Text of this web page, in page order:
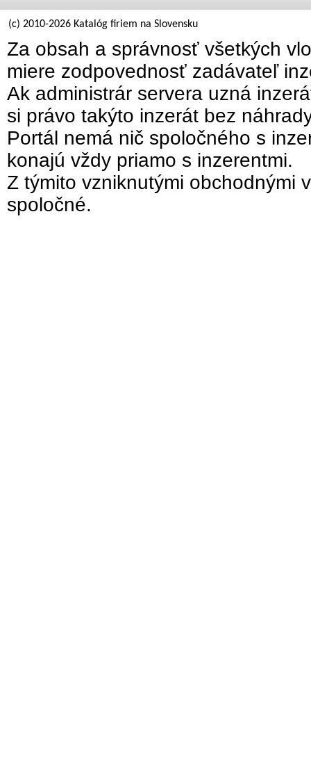
(c) 2010-2026 Katalóg firiem na Slovensku
Za obsah a správnosť všetkých
miere zodpovednosť zadávateľ
Ak administrár servera uzná
si právo takýto inzerát bez
Portál nemá nič spoločného s
konajú vždy priamo s inzerentmi.
Z týmito vzniknutými obchodnými
spoločné.